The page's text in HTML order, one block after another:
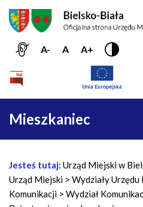
Przejdź do menu głównego
Przejdź do treści
Mapa serwisu
A- A A+
Główna
nawigacja
Mieszkaniec
Ś
c
i
Jesteś tutaj: Urząd Miejski w
Urząd Miejski
Wydziały
Komunikacji
Wydział